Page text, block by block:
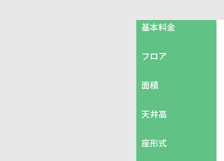
基本料金
フロア
面積
天井高
座形式